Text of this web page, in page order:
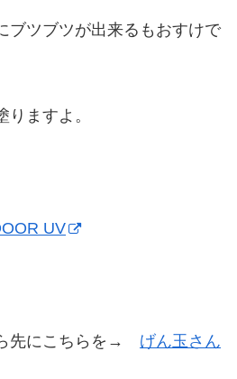
ブツブツが出来るもおすけで
ますよ。
UV
先にこちらを→ げん玉さん